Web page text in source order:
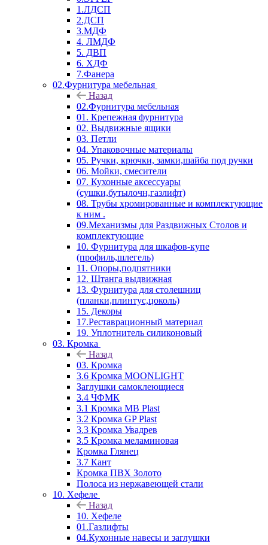
1.ЛДСП
2.ДСП
3.МДФ
4. ЛМДФ
5. ДВП
6. ХДФ
7.Фанера
02.Фурнитура мебельная
Назад
02.Фурнитура мебельная
01. Крепежная фурнитура
02. Выдвижные ящики
03. Петли
04. Упаковочные материалы
05. Ручки, крючки, замки,шайба под ручки
06. Мойки, смесители
07. Кухонные аксессуары
(сушки,бутылочн,газлифт)
08. Трубы хромированные и комплектующие
к ним .
09.Механизмы для Раздвижных Столов и
комплектующие
10. Фурнитура для шкафов-купе
(профиль,шлегель)
11. Опоры,подпятники
12. Штанга выдвижная
13. Фурнитура для столешниц
(планки,плинтус,цоколь)
15. Декоры
17.Реставрационный материал
19. Уплотнитель силиконовый
03. Кромка
Назад
03. Кромка
3.6 Кромка MOONLIGHT
Заглушки самоклеющиеся
3.4 ЧФМК
3.1 Кромка MB Plast
3.2 Кромка GP Plast
3.3 Кромка Увадрев
3.5 Кромка меламиновая
Кромка Глянец
3.7 Кант
Кромка ПВХ Золото
Полоса из нержавеющей стали
10. Хефеле
Назад
10. Хефеле
01.Газлифты
04.Кухонные навесы и заглушки